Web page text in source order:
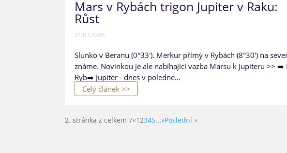
Mars v Rybách trigon Jupiter v Raku:
Růst
21.03.2026
Slunko v Beranu (0°33'). Merkur přímý v Rybách (8°30') na
známe. Novinkou je ale nabíhající vazba Marsu k Jupiteru >>
Ryb➡️ Jupiter - dnes v poledne...
Celý článek >>
2. stránka z celkem 7«12345...»Poslední »